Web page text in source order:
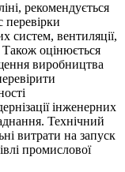
рекомендується
перевірки
систем, вентиляції,
оцінюється
виробництва
інженерних
Технічний
витрати на запуск
промислової